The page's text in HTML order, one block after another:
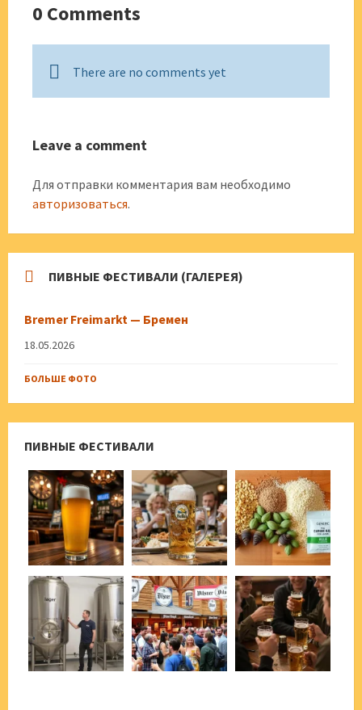
0 Comments
There are no comments yet
Leave a comment
Для отправки комментария вам необходимо
авторизоваться.
ПИВНЫЕ ФЕСТИВАЛИ (ГАЛЕРЕЯ)
Bremer Freimarkt — Бремен
18.05.2026
БОЛЬШЕ ФОТО
ПИВНЫЕ ФЕСТИВАЛИ